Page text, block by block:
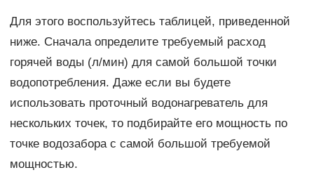
Для этого воспользуйтесь таблицей, приведенной
ниже. Сначала определите требуемый расход
горячей воды (л/мин) для самой большой точки
водопотребления. Даже если вы будете
использовать проточный водонагреватель для
нескольких точек, то подбирайте его мощность по
точке водозабора с самой большой требуемой
мощностью.